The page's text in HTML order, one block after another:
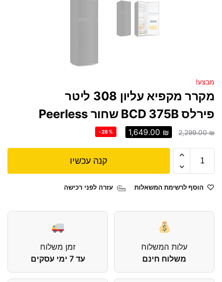
מבצע!
מקרר מקפיא עליון 308 ליטר
פירלס BCD 375B שחור Peerless
2,299.00₪
1,649.00 ₪
-28%
קנה עכשיו
הוסף לרשימת המשאלות עזרה לפני רכישה
עלות המשלוח
משלוח חינם
זמן משלוח
עד 7 ימי עסקים